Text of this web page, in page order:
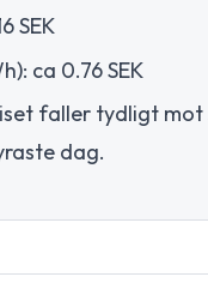
SEK
ca 0.76 SEK
faller tydligt
dag.